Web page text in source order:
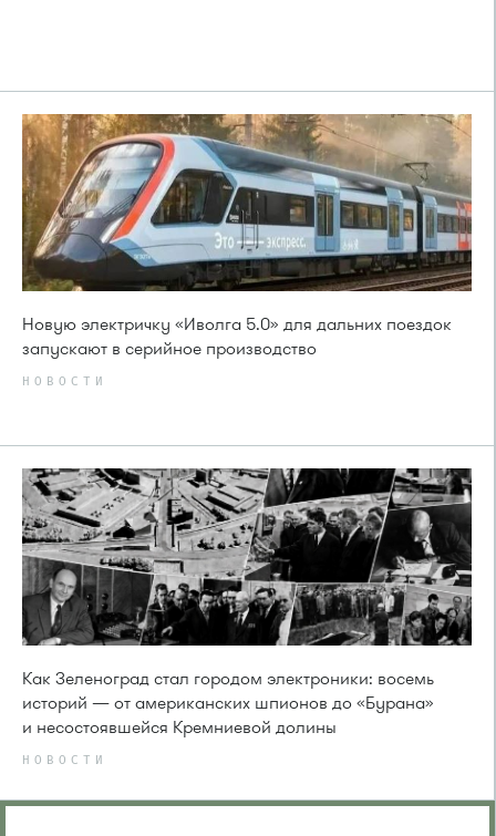
Новую электричку «Иволга 5.0» для дальних поездок
запускают в серийное производство
НОВОСТИ
Как Зеленоград стал городом электроники: восемь
историй — от американских шпионов до «Бурана»
и несостоявшейся Кремниевой долины
НОВОСТИ